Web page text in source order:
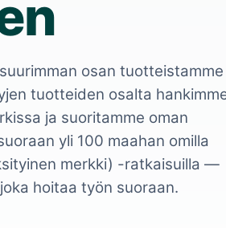
osan tuotteistamme
tuotteiden osalta
ja suoritamme oman
yli 100 maahan omilla
merkki) -ratkaisuilla —
hoitaa työn suoraan.